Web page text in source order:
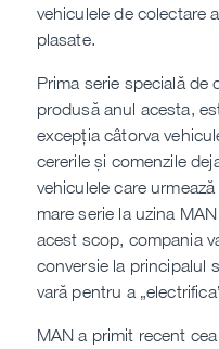
vehiculele de colectare
plasate.
Prima serie specială de
produsă anul acesta,
excepția câtorva
cererile și comenzile
vehiculele care
mare serie la uzina
acest scop, compania
conversie la principalul
vară pentru a
MAN a primit recent